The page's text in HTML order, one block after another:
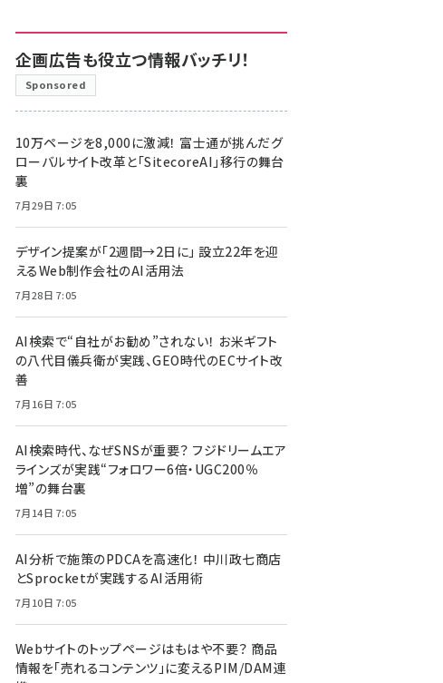
企画広告も役立つ情報バッチリ！
Sponsored
10万ページを8,000に激減！ 富士通が挑んだグ
ローバルサイト改革と「SitecoreAI」移行の舞台
裏
7月29日 7:05
デザイン提案が「2週間→2日に」 設立22年を迎
えるWeb制作会社のAI活用法
7月28日 7:05
AI検索で“自社がお勧め”されない！ お米ギフト
の八代目儀兵衛が実践、GEO時代のECサイト改
善
7月16日 7:05
AI検索時代、なぜSNSが重要？ フジドリームエア
ラインズが実践“フォロワー6倍・UGC200％
増”の舞台裏
7月14日 7:05
AI分析で施策のPDCAを高速化！ 中川政七商店
とSprocketが実践するAI活用術
7月10日 7:05
Webサイトのトップページはもはや不要？ 商品
情報を「売れるコンテンツ」に変えるPIM/DAM連